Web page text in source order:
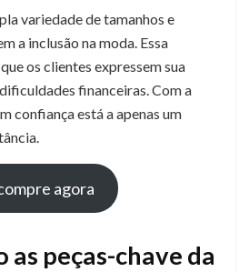
variedade de tamanhos e
a inclusão na moda. Essa
os clientes expressem sua
financeiras. Com a
confiança está a apenas um
agora
as peças-chave da